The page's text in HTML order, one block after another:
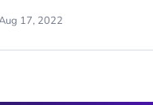
17, 2022